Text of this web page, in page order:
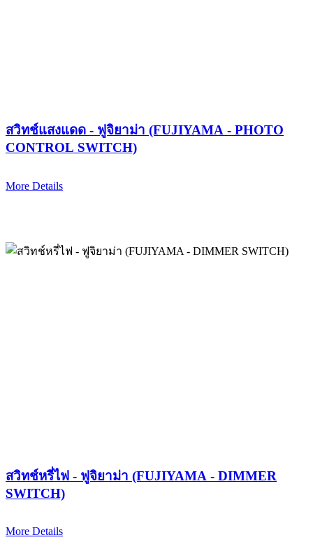
สวิทช์แสงแดด - ฟูจิยาม่า (FUJIYAMA - PHOTO
CONTROL SWITCH)
More Details
สวิทช์หรี่ไฟ - ฟูจิยาม่า (FUJIYAMA - DIMMER
SWITCH)
More Details